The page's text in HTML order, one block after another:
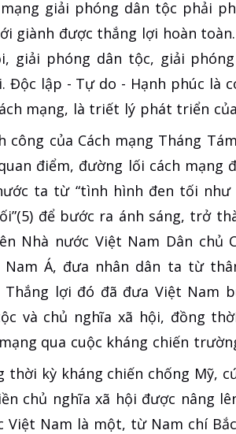
mạng giải phóng dân tộc phải
giành được thắng lợi hoàn
giải phóng dân tộc, giải
Độc lập - Tự do - Hạnh phúc là
mạng, là triết lý phát triển
công của Cách mạng Tháng
điểm, đường lối cách mạng
ta từ “tình hình đen tối như
để bước ra ánh sáng, trở
Nhà nước Việt Nam Dân chủ
Nam Á, đưa nhân dân ta từ
Thắng lợi đó đã đưa Việt Nam
và chủ nghĩa xã hội, đồng
qua cuộc kháng chiến
thời kỳ kháng chiến chống Mỹ,
chủ nghĩa xã hội được nâng
Việt Nam là một, từ Nam chí